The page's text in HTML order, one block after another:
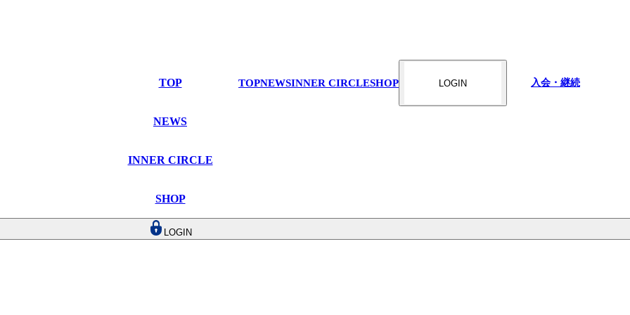
TOP
NEWS
INNER CIRCLE
SHOP
LOGIN
TOPNEWSINNER CIRCLESHOP LOGIN 入会・継続